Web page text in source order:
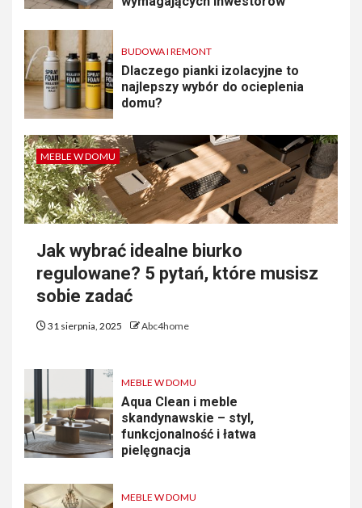
BUDOWA I REMONT
Dlaczego pianki izolacyjne to
najlepszy wybór do ocieplenia
domu?
MEBLE W DOMU
Jak wybrać idealne biurko
regulowane? 5 pytań, które musisz
sobie zadać
31 sierpnia, 2025 Abc4home
MEBLE W DOMU
Aqua Clean i meble
skandynawskie – styl,
funkcjonalność i łatwa
pielęgnacja
MEBLE W DOMU